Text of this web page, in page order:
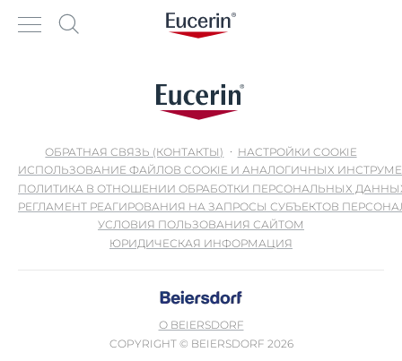
ОБРАТНАЯ СВЯЗЬ (КОНТАКТЫ)
НАСТРОЙКИ COOKIE
ИСПОЛЬЗОВАНИЕ ФАЙЛОВ COOKIE И АНАЛОГИЧНЫХ
ПОЛИТИКА В ОТНОШЕНИИ ОБРАБОТКИ ПЕРСОНАЛЬНЫХ
РЕГЛАМЕНТ РЕАГИРОВАНИЯ НА ЗАПРОСЫ СУБЪЕКТОВ
УСЛОВИЯ ПОЛЬЗОВАНИЯ САЙТОМ
ЮРИДИЧЕСКАЯ ИНФОРМАЦИЯ
О BEIERSDORF
COPYRIGHT © BEIERSDORF 2026